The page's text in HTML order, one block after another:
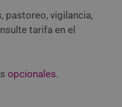
pastoreo, vigilancia,
tarifa en el
opcionales.